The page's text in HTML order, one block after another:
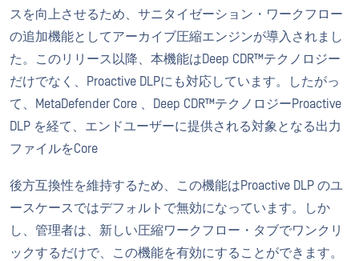
スを向上させるため、サニタイゼーション・ワークフロー
の追加機能としてアーカイブ圧縮エンジンが導入されまし
た。このリリース以降、本機能はDeep CDR™テクノロジー
だけでなく、Proactive DLPにも対応しています。したがっ
て、MetaDefender Core 、Deep CDR™テクノロジーProactive
DLP を経て、エンドユーザーに提供される対象となる出力
ファイルをCore
後方互換性を維持するため、この機能はProactive DLP のユ
ースケースではデフォルトで無効になっています。しか
し、管理者は、新しい圧縮ワークフロー・タブでワンクリ
ックするだけで、この機能を有効にすることができます。